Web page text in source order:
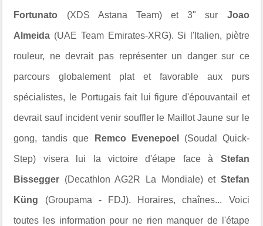
Fortunato (XDS Astana Team) et 3" sur Joao
Almeida (UAE Team Emirates-XRG). Si l'Italien, piètre
rouleur, ne devrait pas représenter un danger sur ce
parcours globalement plat et favorable aux purs
spécialistes, le Portugais fait lui figure d'épouvantail et
devrait sauf incident venir souffler le Maillot Jaune sur le
gong, tandis que Remco Evenepoel (Soudal Quick-
Step) visera lui la victoire d'étape face à Stefan
Bissegger (Decathlon AG2R La Mondiale) et Stefan
Küng (Groupama - FDJ). Horaires, chaînes... Voici
toutes les information pour ne rien manquer de l'étape